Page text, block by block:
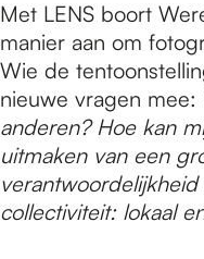
Met LENS boort
manier aan om
Wie de
nieuwe vragen mee:
anderen? Hoe kan
uitmaken van een
collectiviteit: lokaal